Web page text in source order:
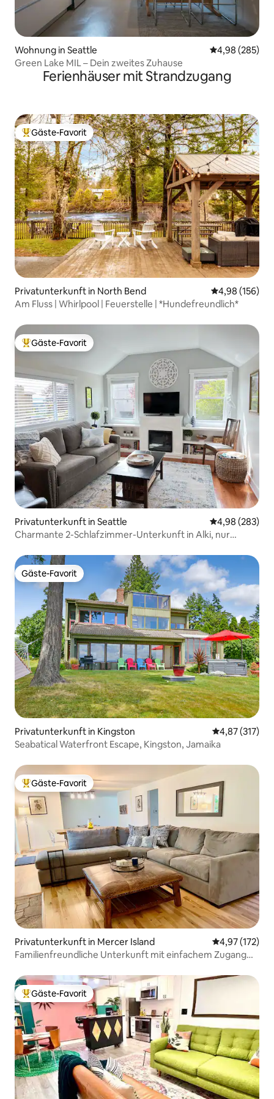
Wohnung in Seattle
4,98 (285)
Green Lake MIL – Dein zweites Zuhause
Ferienhäuser mit Strandzugang
Beliebter Gäste-Favorit.
Gäste-Favorit
Privatunterkunft in North Bend
4,98 (156)
Am Fluss | Whirlpool | Feuerstelle | *Hundefreundlich*
Beliebter Gäste-Favorit.
Gäste-Favorit
Privatunterkunft in Seattle
4,98 (283)
Charmante 2-Schlafzimmer-Unterkunft in Alki, nur
Gäste-Favorit
Gäste-Favorit
Privatunterkunft in Kingston
4,87 (317)
Seabatical Waterfront Escape, Kingston, Jamaika
Beliebter Gäste-Favorit.
Gäste-Favorit
Privatunterkunft in Mercer Island
4,97 (172)
Familienfreundliche Unterkunft mit einfachem Zugang
Beliebter Gäste-Favorit.
Gäste-Favorit